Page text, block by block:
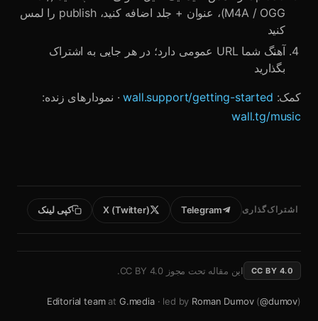
M4A / OGG)، عنوان + جلد اضافه کنید، publish را لمس
کنید
آهنگ شما URL عمومی دارد؛ در هر جایی به اشتراک
بگذارید
کمک: wall.support/getting-started· نمودارهای زنده:
wall.tg/music
اشتراک‌گذاری Telegram
X (Twitter) کپی لینک
CC BY 4.0 این مقاله تحت مجوز CC BY 4.0
.
Editorial teamat G.media· led by Roman Dumov (@dumov)